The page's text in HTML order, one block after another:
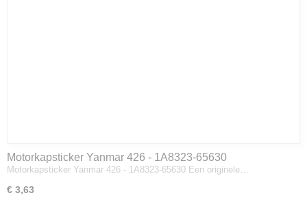
Motorkapsticker Yanmar 426 - 1A8323-65630
Motorkapsticker Yanmar 426 - 1A8323-65630 Een originele…
€ 3,63